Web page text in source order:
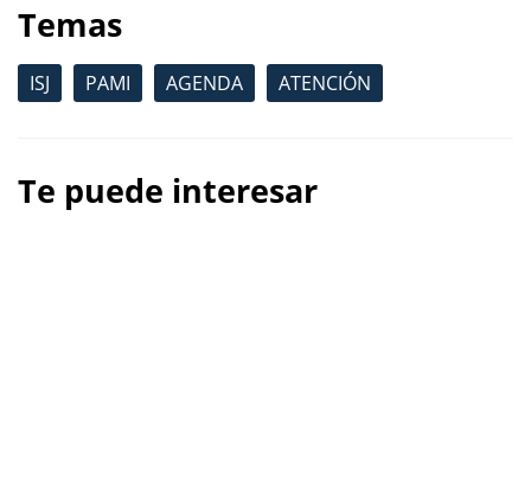
Temas
ISJ PAMI AGENDA ATENCIÓN
Te puede interesar